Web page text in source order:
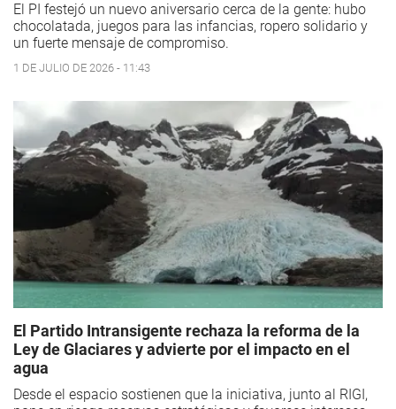
El PI festejó un nuevo aniversario cerca de la gente: hubo
chocolatada, juegos para las infancias, ropero solidario y
un fuerte mensaje de compromiso.
1 DE JULIO DE 2026 - 11:43
El Partido Intransigente rechaza la reforma de la
Ley de Glaciares y advierte por el impacto en el
agua
Desde el espacio sostienen que la iniciativa, junto al RIGI,